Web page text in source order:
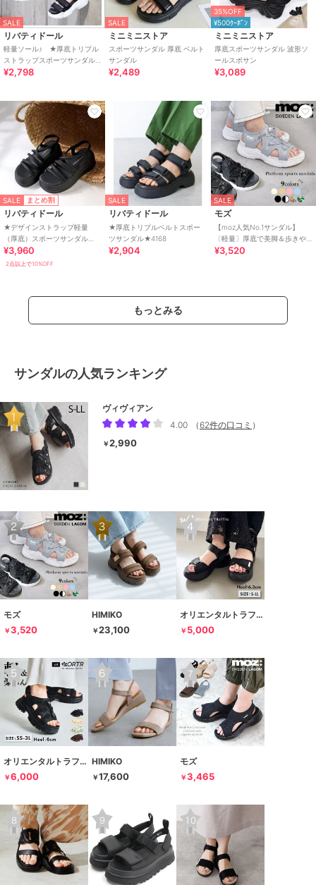
SALE
リバティドール
軽量ソール♪ ★厚底トリプル
ストラップスポーツサンダル
★4084
¥2,798
SALE
ミニミニストア
スポーツサンダル 厚底 ベルト
サンダル
¥2,489
35%OFF
¥500ｸｰﾎﾟﾝ
ミニミニストア
厚底スポーツサンダル 波形ソ
ールスポサン
¥3,089
SALE まとめ割
リバティドール
★デザインストラップ軽量
（厚底）スポーツサンダル
★4188
¥3,960
2点以上で10%OFF
SALE
リバティドール
★厚底トリプルベルトスポー
ツサンダル★4168
¥2,904
SALE
モズ
【moz人気No.1サンダル】
〔軽量〕厚底で美脚＆歩きや
すい！疲れにくいフィット感
¥3,520
もっとみる
サンダルの人気ランキング
ヴィヴィアン
4.00
（62件の口コミ ）
￥2,990
モズ
￥3,520
HIMIKO
￥23,100
オリエンタルトラフィック
￥ 5,000
オリエンタルトラフィック
￥6,000
HIMIKO
￥17,600
モズ
￥3,465